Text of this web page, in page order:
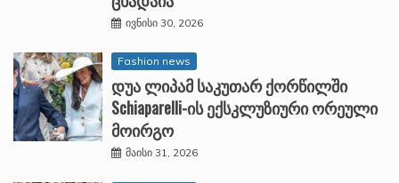
ივნისი 30, 2026
Fashion news
დუა ლიპამ საკუთარ ქორწილში
Schiaparelli-ის ექსკლუზიური ორეული
მოირგო
მაისი 31, 2026